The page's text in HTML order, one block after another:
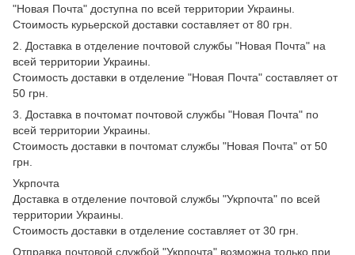
"Новая Почта" доступна по всей территории Украины.
Стоимость курьерской доставки составляет от 80 грн.
2. Доставка в отделение почтовой службы "Новая Почта" на
всей территории Украины.
Стоимость доставки в отделение "Новая Почта" составляет от
50 грн.
3. Доставка в почтомат почтовой службы "Новая Почта" по
всей территории Украины.
Стоимость доставки в почтомат службы "Новая Почта" от 50
грн.
Укрпочта
Доставка в отделение почтовой службы "Укрпочта" по всей
территории Украины.
Стоимость доставки в отделение составляет от 30 грн.
Отправка почтовой службой "Укрпочта" возможна только при